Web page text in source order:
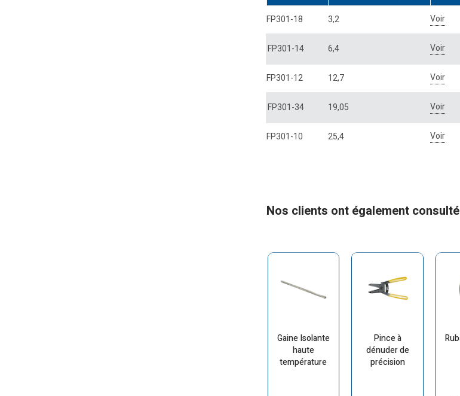
FP301-18 3,2 Voir
FP301-14 6,4 Voir
FP301-12 12,7 Voir
FP301-34 19,05 Voir
FP301-10 25,4 Voir
Nos clients ont également consulté
Gaine Isolante
haute
température
Pince à
dénuder de
précision